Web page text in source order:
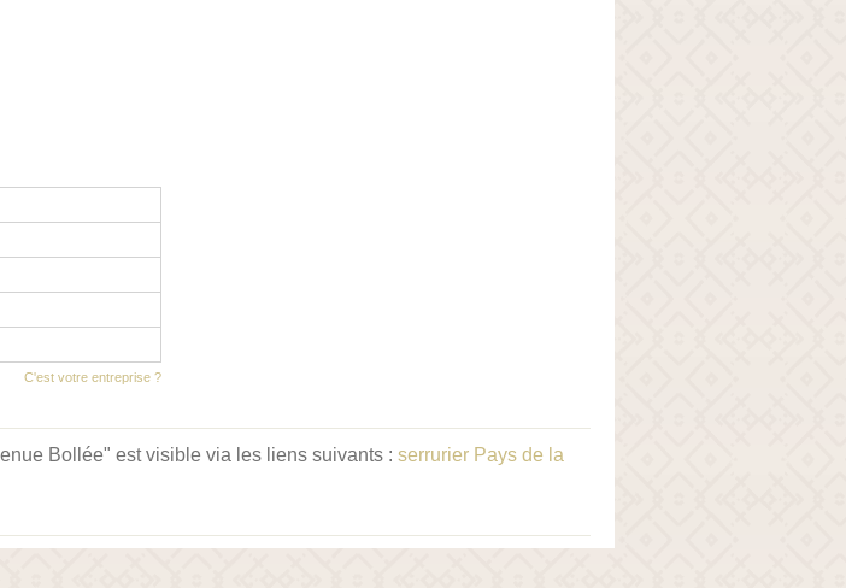
C'est votre entreprise ?
Bollée" est visible via les liens suivants : serrurier Pays de la